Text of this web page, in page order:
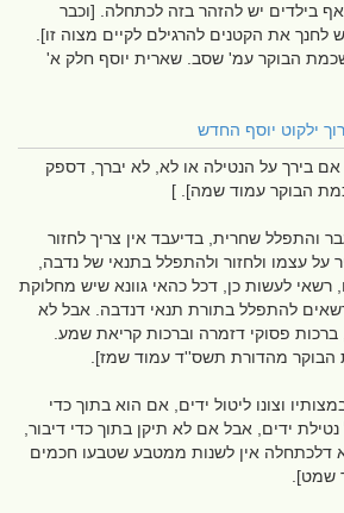
בילדים יש להזהר בזה לכתחלה. [וכבר
לחנך את הקטנים להרגילם לקיים מצוה זו].
הבוקר עמ' שסב. שארית יוסף חלק א'
ילקוט יוסף החדש
אם בירך על הנטילה או לא, לא יברך, דספק
הבוקר עמוד שמה]. ]
והתפלל שחרית, בדיעבד אין צריך לחזור
על עצמו ולחזור ולהתפלל בתנאי של נדבה,
רשאי לעשות כן, דכל כהאי גוונא שיש מחלוקת
להתפלל בתורת תנאי דנדבה. אבל לא
ברכות פסוקי דזמרה וברכות קריאת שמע.
הבוקר מהדורת תשס''ד עמוד שמז].
וצונו ליטול ידים, אם הוא בתוך כדי
נטילת ידים, אבל אם לא תיקן בתוך כדי דיבור,
דלכתחלה אין לשנות ממטבע שטבעו חכמים
שמט].